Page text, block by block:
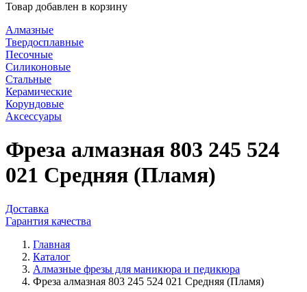
Товар добавлен в корзину
Алмазные
Твердосплавные
Песочные
Силиконовые
Стальные
Керамические
Корундовые
Аксессуары
Фреза алмазная 803 245 524
021 Средняя (Пламя)
Доставка
Гарантия качества
Главная
Каталог
Алмазные фрезы для маникюра и педикюра
Фреза алмазная 803 245 524 021 Средняя (Пламя)